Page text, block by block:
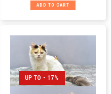
ADD TO CART
UP TO - 17%